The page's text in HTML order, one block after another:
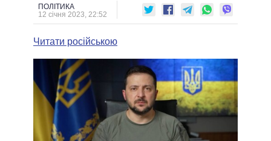
ГОЛОВИ ОБЛАДМІНІСТРАЦІЙ
МЕРИ МІСТ
ВСІ ПЕРСОНИ
ПОРІВНЯННЯ ПОЛІТИКІВ
ПОЛІТИКА
12 січня 2023, 22:52
Читати російською